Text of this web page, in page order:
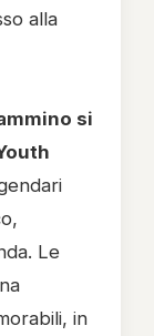
alla
si
Le
in